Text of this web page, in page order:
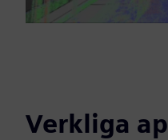
Verkliga